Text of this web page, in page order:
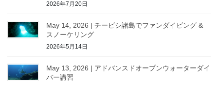
2026年7月20日
May 14, 2026 | チービシ諸島でファンダイビング &
スノーケリング
2026年5月14日
May 13, 2026 | アドバンスドオープンウォーターダイ
バー講習